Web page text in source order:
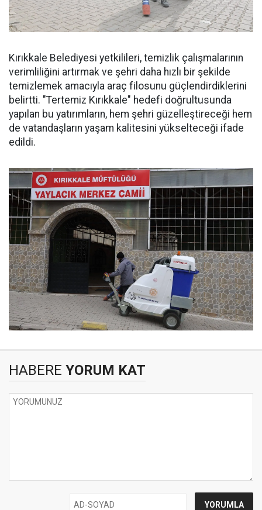
Kırıkkale Belediyesi yetkilileri, temizlik çalışmalarının
verimliliğini artırmak ve şehri daha hızlı bir şekilde
temizlemek amacıyla araç filosunu güçlendirdiklerini
belirtti. "Tertemiz Kırıkkale" hedefi doğrultusunda
yapılan bu yatırımların, hem şehri güzelleştireceği hem
de vatandaşların yaşam kalitesini yükselteceği ifade
edildi.
HABERE YORUM KAT